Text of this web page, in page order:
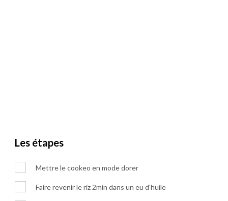
Les étapes
Mettre le cookeo en mode dorer
Faire revenir le riz 2min dans un eu d'huile